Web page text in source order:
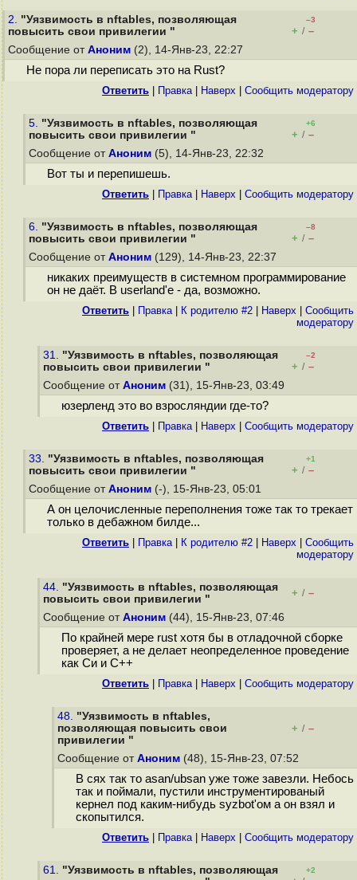
2. "Уязвимость в nftables, позволяющая
повысить свои привилегии "
–3
+ / –
Сообщение от Аноним (2), 14-Янв-23, 22:27
Не пора ли переписать это на Rust?
Ответить Правка| Наверх Cообщить модератору
5. "Уязвимость в nftables, позволяющая
повысить свои привилегии "
+6
+ / –
Сообщение от Аноним (5), 14-Янв-23, 22:32
Вот ты и перепишешь.
Ответить Правка| Наверх Cообщить модератору
6. "Уязвимость в nftables, позволяющая
повысить свои привилегии "
–8
+ / –
Сообщение от Аноним (129), 14-Янв-23, 22:37
никаких преимуществ в системном программирование
он не даёт. В userland'е - да, возможно.
Ответить Правка| К родителю #2 Наверх
Cообщить
модератору
31. "Уязвимость в nftables, позволяющая
повысить свои привилегии "
–2
+ / –
Сообщение от Аноним (31), 15-Янв-23, 03:49
юзерленд это во взросляндии где-то?
Ответить Правка| Наверх Cообщить модератору
33. "Уязвимость в nftables, позволяющая
повысить свои привилегии "
+1
+ / –
Сообщение от Аноним (-), 15-Янв-23, 05:01
А он целочисленные переполнения тоже так то трекает
только в дебажном билде...
Ответить Правка| К родителю #2 Наверх
Cообщить
модератору
44. "Уязвимость в nftables, позволяющая
повысить свои привилегии "
+ / –
Сообщение от Аноним (44), 15-Янв-23, 07:46
По крайней мере rust хотя бы в отладочной сборке
проверяет, а не делает неопределенное проведение
как Си и С++
Ответить Правка| Наверх Cообщить модератору
48. "Уязвимость в nftables,
позволяющая повысить свои
привилегии "
+ / –
Сообщение от Аноним (48), 15-Янв-23, 07:52
В сях так то asan/ubsan уже тоже завезли. Небось
так и поймали, пустили инструментированый
кернел под каким-нибудь syzbot'ом а он взял и
скопытился.
Ответить Правка| Наверх Cообщить модератору
61. "Уязвимость в nftables, позволяющая
+2